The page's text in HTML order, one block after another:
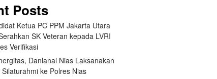
Posts
Ketua PC PPM Jakarta Utara
SK Veteran kepada LVRI
Verifikasi
Danlanal Nias Laksanakan
ke Polres Nias